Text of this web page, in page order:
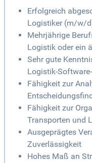
Erfolgreich
Logistiker (m/w/
Mehrjährige
Logistik oder ein
Sehr gute
Logistik-
Fähigkeit zur
Fähigkeit zur
Transporten und
Ausgeprägtes
Zuverlässigkeit
Hohes Maß an